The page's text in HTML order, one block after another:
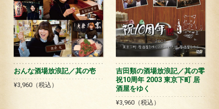
おんな酒場放浪記／其の壱
¥3,960（税込）
吉田類の酒場放浪記／其の零
祝10周年 2003 東京下町 居
酒屋をゆく
¥3,960（税込）